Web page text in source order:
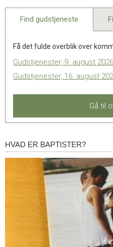
2024
Find gudstjeneste
Få det fulde overblik over
Gudstjenester, 9. august 2026
Gudstjenester, 16. august
Gå til
Hvad
er
HVAD ER BAPTISTER?